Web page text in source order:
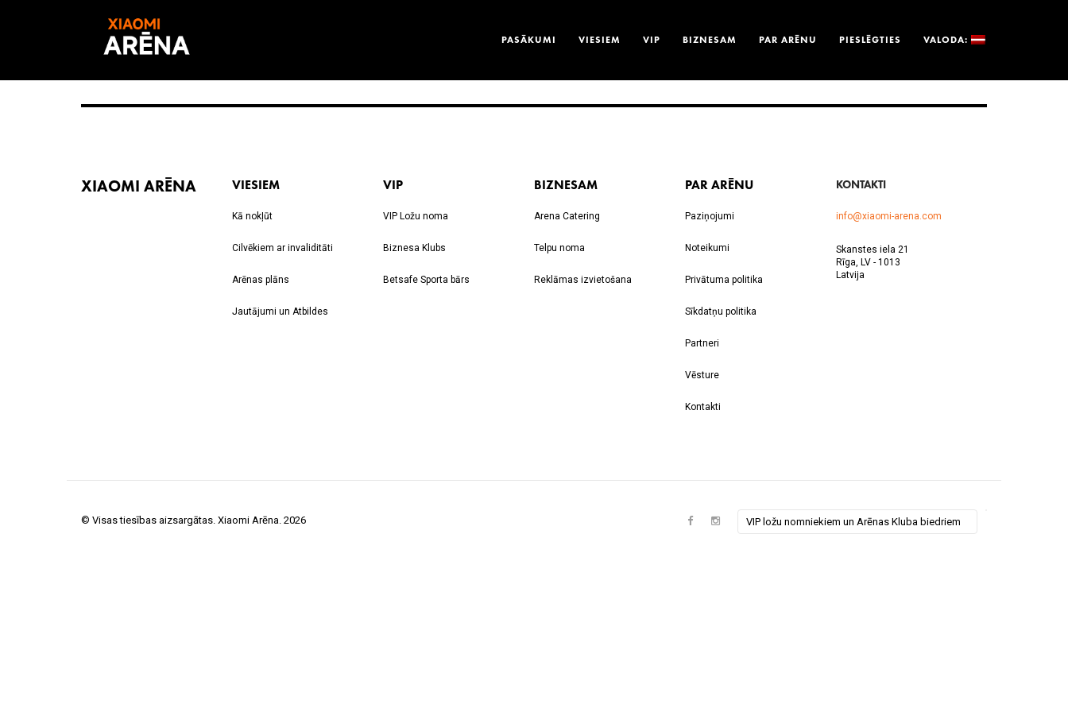
PASĀKUMI VIESIEM VIP BIZNESAM PAR ARĒNU PIESLĒGTIES VALODA:
XIAOMI ARĒNA VIESIEM
Kā nokļūt
Cilvēkiem ar invaliditāti
Arēnas plāns
Jautājumi un Atbildes
VIP
VIP Ložu noma
Biznesa Klubs
Betsafe Sporta bārs
BIZNESAM
Arena Catering
Telpu noma
Reklāmas izvietošana
PAR ARĒNU
Paziņojumi
Noteikumi
Privātuma politika
Sīkdatņu politika
Partneri
Vēsture
Kontakti
KONTAKTI
info@xiaomi-arena.com
Skanstes iela 21
Rīga, LV - 1013
Latvija
© Visas tiesības aizsargātas. Xiaomi Arēna. 2026 VIP ložu nomniekiem un Arēnas Kluba biedriem